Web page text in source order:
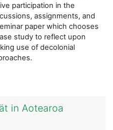
participation in the
assignments, and
paper which chooses
study to reflect upon
use of decolonial
in Aotearoa